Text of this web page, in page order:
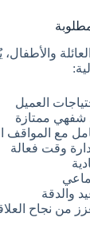
العميل
شفهي ممتازة
مع المواقف
وقت فعالة
والدقة
من نجاح